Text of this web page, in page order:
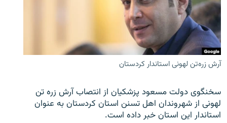
آرش زره‌تن لهونی استاندار کردستان
سخنگوی دولت مسعود پزشکیان از انتصاب آرش زره تن
لهونی از شهروندان اهل تسنن استان کردستان به عنوان
استاندار این استان خبر داده است.